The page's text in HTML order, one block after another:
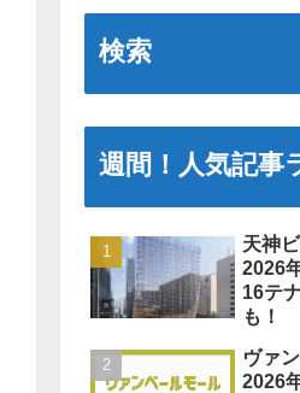
検索
週間！人気記事
天神
2026
16テ
も！
ヴァ
2026